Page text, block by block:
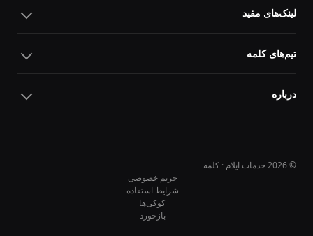
لینک‌های مفید
تیم‌های کلمه
درباره
© 2026 خدمات ایلام · کلمه
حریم خصوصی
شرایط استفاده
کوکی‌ها
بازخورد
10